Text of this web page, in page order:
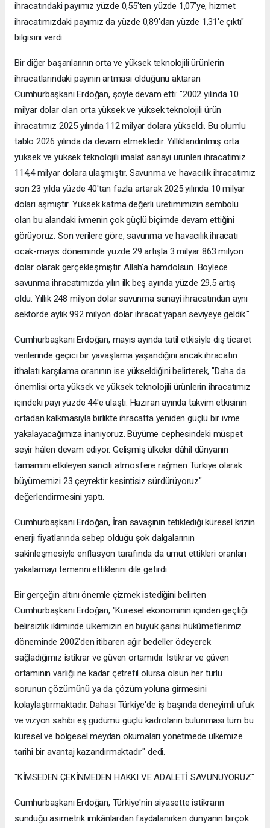
ihracatındaki payımız yüzde 0,55'ten yüzde 1,07'ye, hizmet
ihracatımızdaki payımız da yüzde 0,89'dan yüzde 1,31'e çıktı"
bilgisini verdi.
Bir diğer başarılarının orta ve yüksek teknolojili ürünlerin
ihracatlarındaki payının artması olduğunu aktaran
Cumhurbaşkanı Erdoğan, şöyle devam etti: "2002 yılında 10
milyar dolar olan orta yüksek ve yüksek teknolojili ürün
ihracatımız 2025 yılında 112 milyar dolara yükseldi. Bu olumlu
tablo 2026 yılında da devam etmektedir. Yıllıklandırılmış orta
yüksek ve yüksek teknolojili imalat sanayi ürünleri ihracatımız
114,4 milyar dolara ulaşmıştır. Savunma ve havacılık ihracatımız
son 23 yılda yüzde 40'tan fazla artarak 2025 yılında 10 milyar
doları aşmıştır. Yüksek katma değerli üretimimizin sembolü
olan bu alandaki ivmenin çok güçlü biçimde devam ettiğini
görüyoruz. Son verilere göre, savunma ve havacılık ihracatı
ocak-mayıs döneminde yüzde 29 artışla 3 milyar 863 milyon
dolar olarak gerçekleşmiştir. Allah'a hamdolsun. Böylece
savunma ihracatımızda yılın ilk beş ayında yüzde 29,5 artış
oldu. Yıllık 248 milyon dolar savunma sanayi ihracatından aynı
sektörde aylık 992 milyon dolar ihracat yapan seviyeye geldik."
Cumhurbaşkanı Erdoğan, mayıs ayında tatil etkisiyle dış ticaret
verilerinde geçici bir yavaşlama yaşandığını ancak ihracatın
ithalatı karşılama oranının ise yükseldiğini belirterek, "Daha da
önemlisi orta yüksek ve yüksek teknolojili ürünlerin ihracatımız
içindeki payı yüzde 44'e ulaştı. Haziran ayında takvim etkisinin
ortadan kalkmasıyla birlikte ihracatta yeniden güçlü bir ivme
yakalayacağımıza inanıyoruz. Büyüme cephesindeki müspet
seyir hâlen devam ediyor. Gelişmiş ülkeler dâhil dünyanın
tamamını etkileyen sancılı atmosfere rağmen Türkiye olarak
büyümemizi 23 çeyrektir kesintisiz sürdürüyoruz"
değerlendirmesini yaptı.
Cumhurbaşkanı Erdoğan, İran savaşının tetiklediği küresel krizin
enerji fiyatlarında sebep olduğu şok dalgalarının
sakinleşmesiyle enflasyon tarafında da umut ettikleri oranları
yakalamayı temenni ettiklerini dile getirdi.
Bir gerçeğin altını önemle çizmek istediğini belirten
Cumhurbaşkanı Erdoğan, "Küresel ekonominin içinden geçtiği
belirsizlik ikliminde ülkemizin en büyük şansı hükûmetlerimiz
döneminde 2002'den itibaren ağır bedeller ödeyerek
sağladığımız istikrar ve güven ortamıdır. İstikrar ve güven
ortamının varlığı ne kadar çetrefil olursa olsun her türlü
sorunun çözümünü ya da çözüm yoluna girmesini
kolaylaştırmaktadır. Dahası Türkiye'de iş başında deneyimli ufuk
ve vizyon sahibi eş güdümü güçlü kadroların bulunması tüm bu
küresel ve bölgesel meydan okumaları yönetmede ülkemize
tarihî bir avantaj kazandırmaktadır" dedi.
"KİMSEDEN ÇEKİNMEDEN HAKKI VE ADALETİ SAVUNUYORUZ"
Cumhurbaşkanı Erdoğan, Türkiye'nin siyasette istikrarın
sunduğu asimetrik imkânlardan faydalanırken dünyanın birçok